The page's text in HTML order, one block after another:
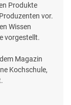
Produkte
vor.
Wissen
vorgestellt.
Magazin
Kochschule,